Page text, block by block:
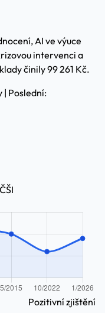
AI ve výuce
intervenci a
činily 99 261 Kč.
| Poslední:
Pozitivní zjištění